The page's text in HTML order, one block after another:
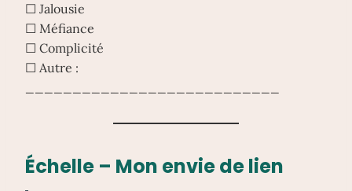
☐ Jalousie
☐ Méfiance
☐ Complicité
☐ Autre :
Échelle – Mon envie de lien